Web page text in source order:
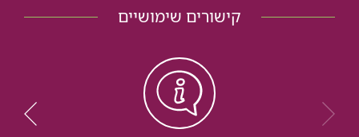
קישורים שימושיים